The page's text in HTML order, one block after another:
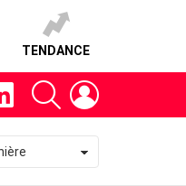
TENDANCE
linkedin RECHERCHE